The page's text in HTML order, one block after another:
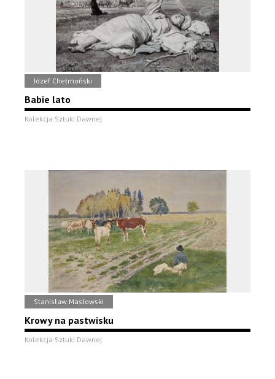
Józef Chełmoński
Babie lato
Kolekcja Sztuki Dawnej
Stanisław Masłowski
Krowy na pastwisku
Kolekcja Sztuki Dawnej